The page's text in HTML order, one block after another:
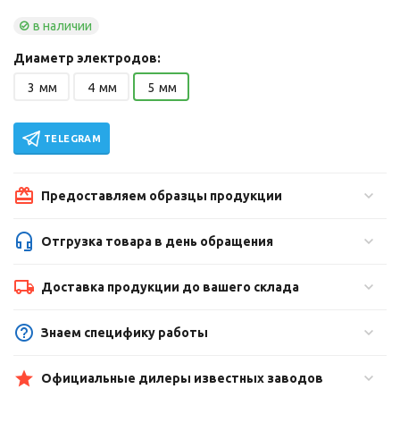
в наличии
Диаметр электродов:
3 мм 4 мм 5 мм
TELEGRAM
Предоставляем образцы продукции
Отгрузка товара в день обращения
Доставка продукции до вашего склада
Знаем специфику работы
Официальные дилеры известных заводов